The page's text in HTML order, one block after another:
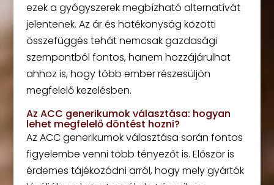
ezek a gyógyszerek megbízható alternatívát
jelentenek. Az ár és hatékonyság közötti
összefüggés tehát nemcsak gazdasági
szempontból fontos, hanem hozzájárulhat
ahhoz is, hogy több ember részesüljön
megfelelő kezelésben.
Az ACC generikumok választása: hogyan
lehet megfelelő döntést hozni?
Az ACC generikumok választása során fontos
figyelembe venni több tényezőt is. Először is
érdemes tájékozódni arról, hogy mely gyártók